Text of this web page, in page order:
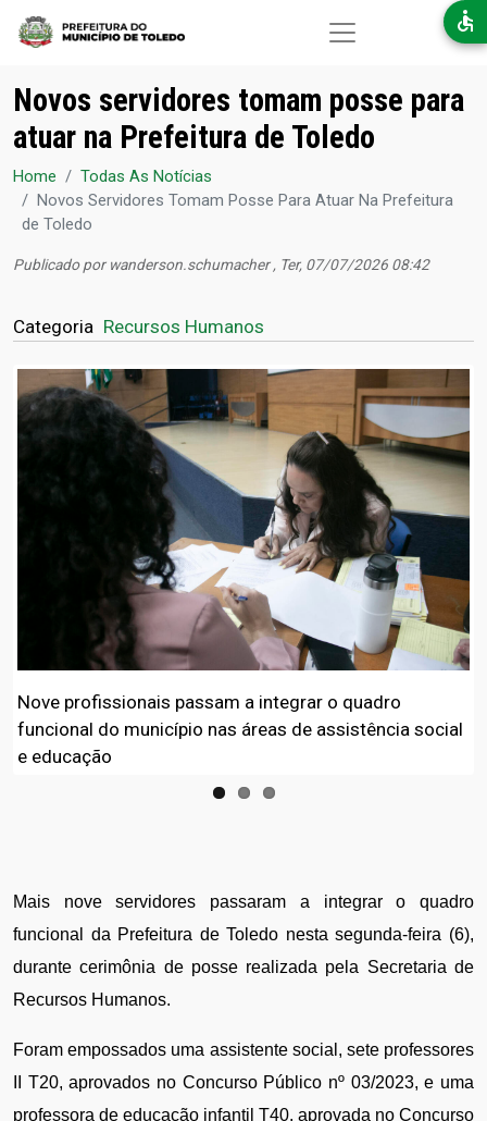
Pular para o conteúdo principal
Novos servidores tomam posse para
atuar na Prefeitura de Toledo
Home
Todas As Notícias
Novos Servidores Tomam Posse Para Atuar Na Prefeitura
de Toledo
Publicado por wanderson.schumacher, Ter, 07/07/2026 08:42
Categoria Recursos Humanos
Nove profissionais passam a integrar o quadro
funcional do município nas áreas de assistência social
e educação
Mais nove servidores passaram a integrar o quadro
funcional da Prefeitura de Toledo nesta segunda-feira (6),
durante cerimônia de posse realizada pela Secretaria de
Recursos Humanos.
Foram empossados uma assistente social, sete professores
II T20, aprovados no Concurso Público nº 03/2023, e uma
professora de educação infantil T40, aprovada no Concurso